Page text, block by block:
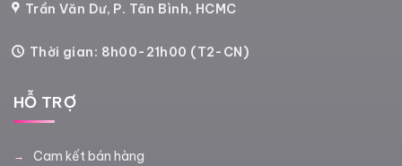
Trần Văn Dư, P. Tân Bình, HCMC
Thời gian: 8h00-21h00 (T2-CN)
HỖ TRỢ
Cam kết bán hàng